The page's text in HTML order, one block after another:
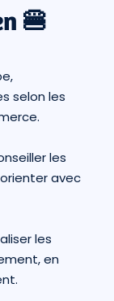
🍔
selon les
les
avec
les
en